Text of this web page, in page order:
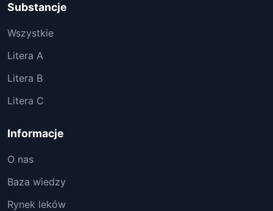
Substancje
Wszystkie
Litera A
Litera B
Litera C
Informacje
O nas
Baza wiedzy
Rynek leków